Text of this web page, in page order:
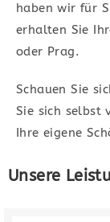
dort
lassen.
haben wir für
erhalten Sie
oder Prag.
Schauen Sie
Sie sich selbst
Ihre eigene
Unsere